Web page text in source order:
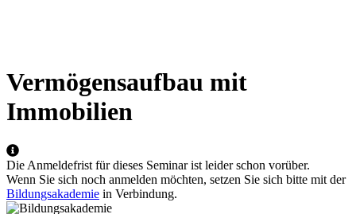
Vermögensaufbau mit
Immobilien
Die Anmeldefrist für dieses Seminar ist leider schon vorüber.
Wenn Sie sich noch anmelden möchten, setzen Sie sich bitte mit der
Bildungsakademie in Verbindung.